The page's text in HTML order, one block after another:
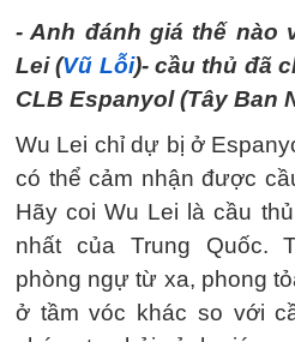
- Anh đánh giá thế nào
Lei (Vũ Lỗi)- cầu thủ đã
CLB Espanyol (Tây Ban
Wu Lei chỉ dự bị ở
có thể cảm nhận được
Hãy coi Wu Lei là cầu
nhất của Trung Quốc.
phòng ngự từ xa, phong
ở tầm vóc khác so với